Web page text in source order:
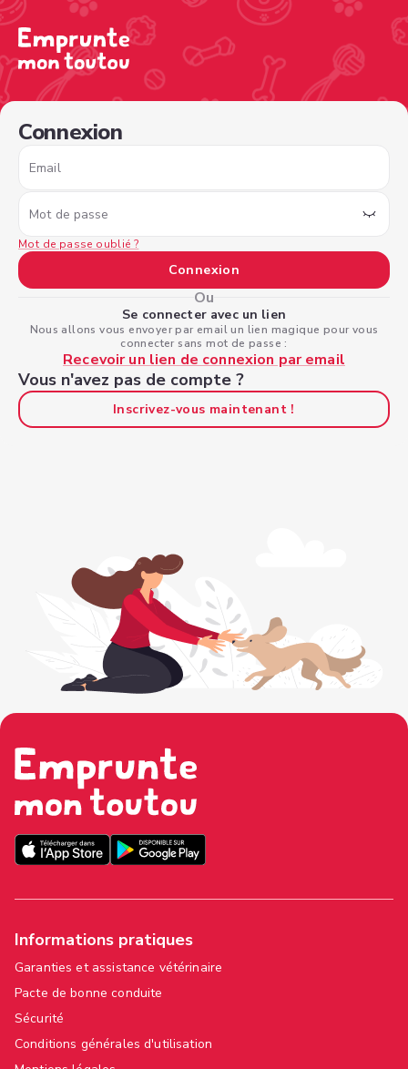
Connexion
Email
Mot de passe
Mot de passe oublié ?
Connexion
Ou
Se connecter avec un lien
Nous allons vous envoyer par email un lien magique pour vous
connecter sans mot de passe :
Recevoir un lien de connexion par email
Vous n'avez pas de compte ?
Inscrivez-vous maintenant !
Informations pratiques
Garanties et assistance vétérinaire
Pacte de bonne conduite
Sécurité
Conditions générales d'utilisation
/sign-in?nextPage=%2Fview-profile%2Fb49dc96f-c403-